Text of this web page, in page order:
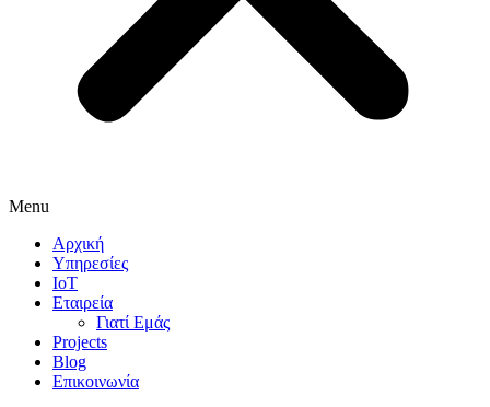
Menu
Αρχική
Υπηρεσίες
IoT
Εταιρεία
Γιατί Εμάς
Projects
Blog
Επικοινωνία